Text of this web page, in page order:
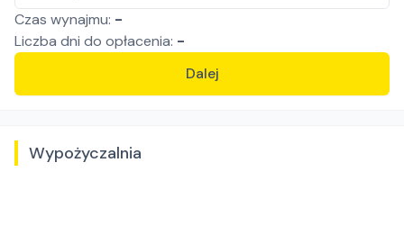
Czas wynajmu: -
Liczba dni do opłacenia: -
Dalej
Wypożyczalnia